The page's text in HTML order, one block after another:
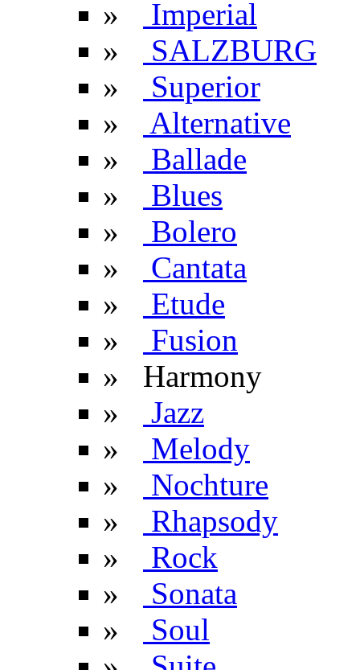
»
Imperial
»
SALZBURG
»
Superior
»
Alternative
»
Ballade
»
Blues
»
Bolero
»
Cantata
»
Etude
»
Fusion
» Harmony
»
Jazz
»
Melody
»
Nochture
»
Rhapsody
»
Rock
»
Sonata
»
Soul